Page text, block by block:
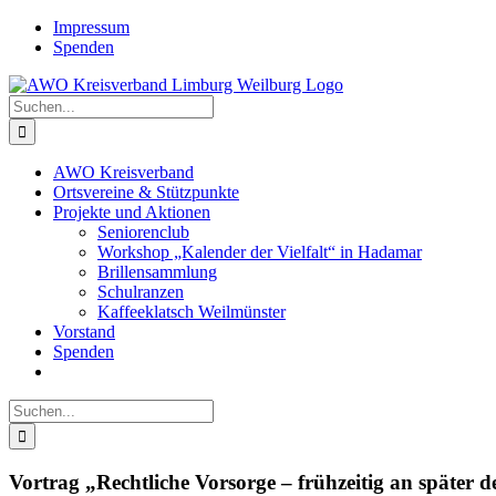
Zum
Inhalt
Impressum
Spenden
Suche
nach:
AWO Kreisverband
Ortsvereine & Stützpunkte
Projekte und Aktionen
Seniorenclub
Workshop „Kalender der Vielfalt“ in Hadamar
Brillensammlung
Schulranzen
Kaffeeklatsch Weilmünster
Vorstand
Spenden
Suche
nach:
Vortrag „Rechtliche Vorsorge – frühzeitig an später